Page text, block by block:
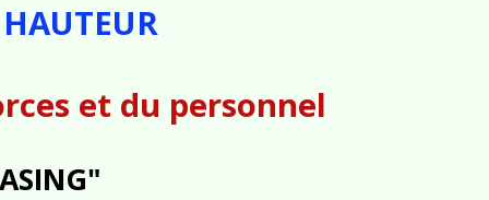
et du personnel